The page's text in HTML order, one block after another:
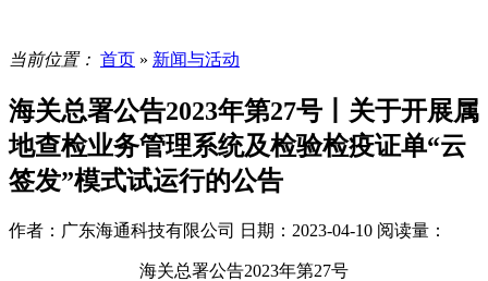
当前位置： 首页 » 新闻与活动
海关总署公告2023年第27号丨关于开展属
地查检业务管理系统及检验检疫证单“云
签发”模式试运行的公告
作者：广东海通科技有限公司 日期：2023-04-10 阅读量：
海关总署公告2023年第27号